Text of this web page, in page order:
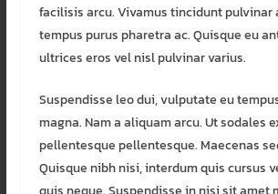
facilisis arcu. Vivamus tincidunt pulvinar
tempus purus pharetra ac. Quisque eu
ultrices eros vel nisl pulvinar varius.
Suspendisse leo dui, vulputate eu
magna. Nam a aliquam arcu. Ut sodales
pellentesque pellentesque. Maecenas
Quisque nibh nisi, interdum quis cursus